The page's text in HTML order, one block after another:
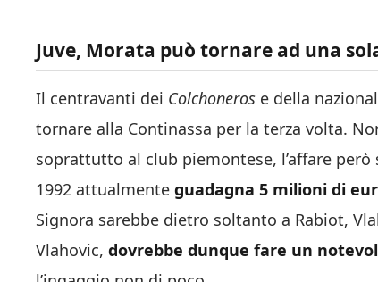
Juve, Morata può tornare ad una
Il centravanti dei Colchoneros e della
tornare alla Continassa per la terza volta.
soprattutto al club piemontese, l’affare
1992 attualmente guadagna 5 milioni di
Signora sarebbe dietro soltanto a Rabiot,
Vlahovic, dovrebbe dunque fare un